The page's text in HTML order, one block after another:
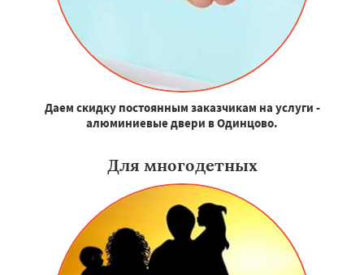
Даем скидку постоянным заказчикам на услуги -
алюминиевые двери в Одинцово.
Для многодетных